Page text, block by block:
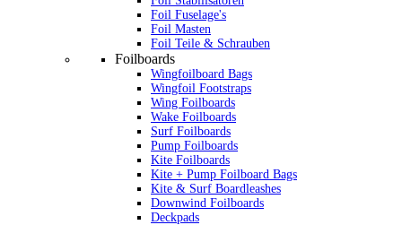
Foil Fuselage's
Foil Masten
Foil Teile & Schrauben
Foilboards
Wingfoilboard Bags
Wingfoil Footstraps
Wing Foilboards
Wake Foilboards
Surf Foilboards
Pump Foilboards
Kite Foilboards
Kite + Pump Foilboard Bags
Kite & Surf Boardleashes
Downwind Foilboards
Deckpads